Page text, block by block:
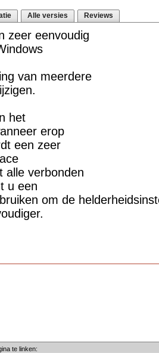
Alle versies Reviews
zeer eenvoudig
van meerdere
het
erop
een zeer
alle verbonden
u een
om de
te linken: